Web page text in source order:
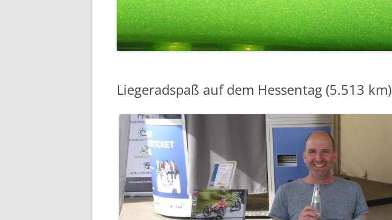
Liegeradspaß auf dem Hessentag (5.513 km)